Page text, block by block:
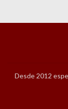
Desde 2012